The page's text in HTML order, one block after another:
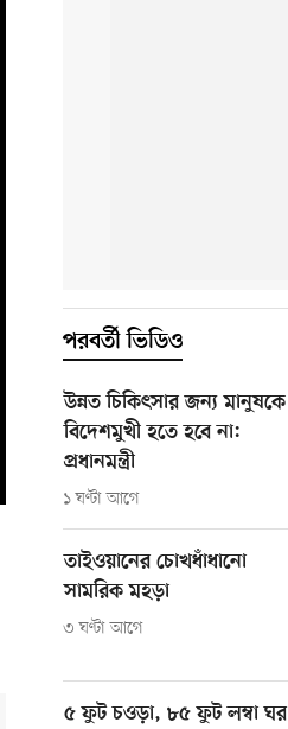
পরবর্তী ভিডিও
উন্নত চিকিৎসার জন্য মানুষকে
বিদেশমুখী হতে হবে না:
প্রধানমন্ত্রী
১ ঘণ্টা আগে
তাইওয়ানের চোখধাঁধানো
সামরিক মহড়া
৩ ঘণ্টা আগে
৫ ফুট চওড়া, ৮৫ ফুট লম্বা ঘর